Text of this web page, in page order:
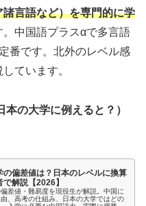
言語など）を専門的に学
中国語プラスαで多言語
番です。北外のレベル感
ています。
の大学に例えると？）
の偏差値は？日本のレベルに換算
で解説【2026】
差値・難易度を現役生が解説。中国に
、高考の仕組み、日本の大学ではどの